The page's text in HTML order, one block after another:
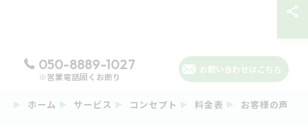
050-8889-1027
※営業電話固くお断り
お問い合わせはこちら
ホーム サービス コンセプト 料金表 お客様の声